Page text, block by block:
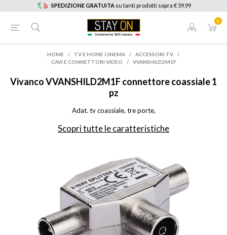
SPEDIZIONE GRATUITA su tanti prodotti sopra € 59,99
0
HOME / TV E HOME CINEMA / ACCESSORI TV
/
CAVI E CONNETTORI VIDEO
/ VVANSHILD2M1F
VivancoVVANSHILD2M1F connettore coassiale 1
pz
Adat. tv coassiale, tre porte,
Scopri tutte le caratteristiche